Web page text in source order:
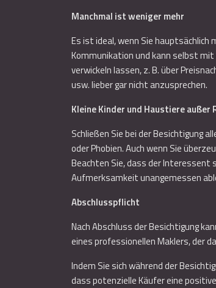
Manchmal ist weniger mehr
Es ist ideal, wenn Sie
Kommunikation und kann selbst
verwickeln lassen, z. B. über
usw. lieber gar nicht anzusprechen.
Kleine Kinder und Haustiere außer
Schließen Sie bei der Besichtigung
oder Phobien. Auch wenn Sie
Beachten Sie, dass der Interessent
Aufmerksamkeit unangemessen
Abschlusspflicht
Nach Abschluss der Besichtigung
eines professionellen Maklers, der
Indem Sie sich während der
dass potenzielle Käufer eine